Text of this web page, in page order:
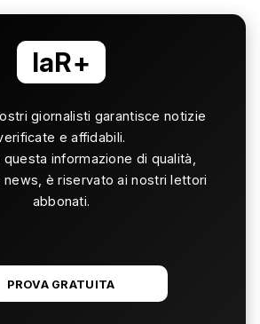
laR+
giornalisti garantisce notizie
e affidabili.
questa informazione di qualità,
news, è riservato ai nostri lettori
abbonati.
PROVA GRATUITA